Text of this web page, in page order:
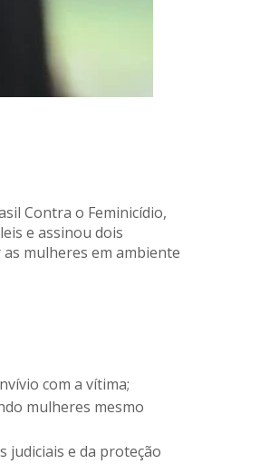
Contra o Feminicídio,
e assinou dois
mulheres em ambiente
com a vítima;
mulheres mesmo
judiciais e da proteção